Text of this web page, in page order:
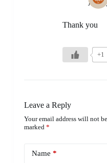
JULY
Thank you
+1
Leave a Reply
Your email address will not
marked *
Name *